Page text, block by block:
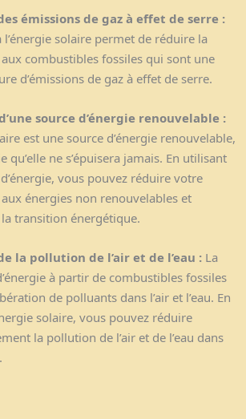
émissions de gaz à effet de serre :
l’énergie solaire permet de réduire la
combustibles fossiles qui sont une
d’émissions de gaz à effet de serre.
source d’énergie renouvelable :
est une source d’énergie renouvelable,
qu’elle ne s’épuisera jamais. En utilisant
vous pouvez réduire votre
énergies non renouvelables et
transition énergétique.
la pollution de l’air et de l’eau : La
à partir de combustibles fossiles
de polluants dans l’air et l’eau. En
solaire, vous pouvez réduire
la pollution de l’air et de l’eau dans